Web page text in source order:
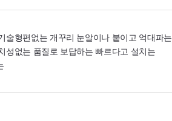
술형편없는 개꾸리 눈알이나 붙이고 억대파는
성없는 품질로 보답하는 빠르다고 설치는